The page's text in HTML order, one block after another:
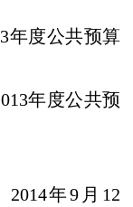
年度公共预算
年度公共预
2014年9月12